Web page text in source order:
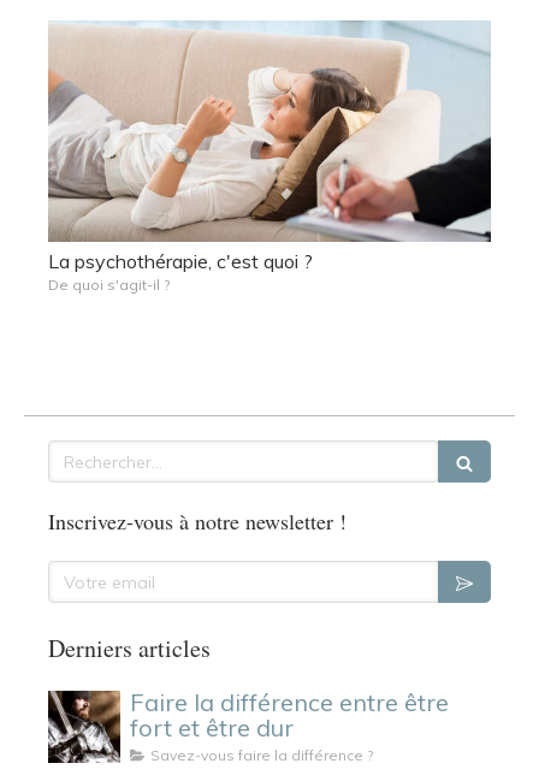
La psychothérapie, c'est quoi ?
De quoi s'agit-il ?
Rechercher
Inscrivez-vous à notre newsletter !
Votre email
Derniers articles
Faire la différence entre être
fort et être dur
Savez-vous faire la différence ?